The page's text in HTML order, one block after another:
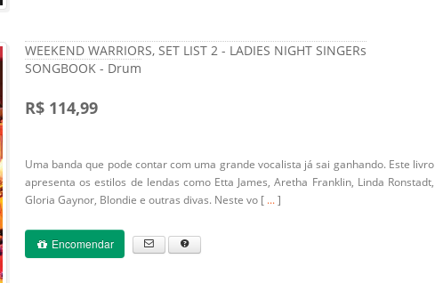
WEEKEND WARRIORS, SET LIST 2 - LADIES NIGHT SINGERs
SONGBOOK - Drum
R$ 114,99
Uma banda que pode contar com uma grande vocalista já sai ganhando. Este livro
apresenta os estilos de lendas como Etta James, Aretha Franklin, Linda Ronstadt,
Gloria Gaynor, Blondie e outras divas. Neste vo [ ...]
Encomendar